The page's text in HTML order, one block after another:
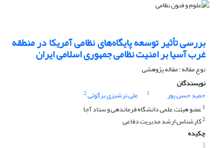
بررسی تأثیر توسعه پایگاه‌های نظامی آمریکا در منطقه
غرب آسیا بر امنیت نظامی جمهوری اسلامی ایران
نوع مقاله : مقاله پژوهشی
نویسندگان
حمید حسن پور
1 علی ترشیزی برگوئی2
1عضو هیئت علمی دانشگاه فرماندهی و ستاد آجا
2کارشناس ارشد مدیریت دفاعی
چکیده